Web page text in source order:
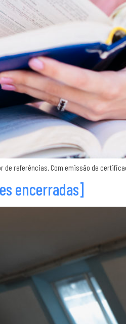
de referências. Com emissão de
encerradas]